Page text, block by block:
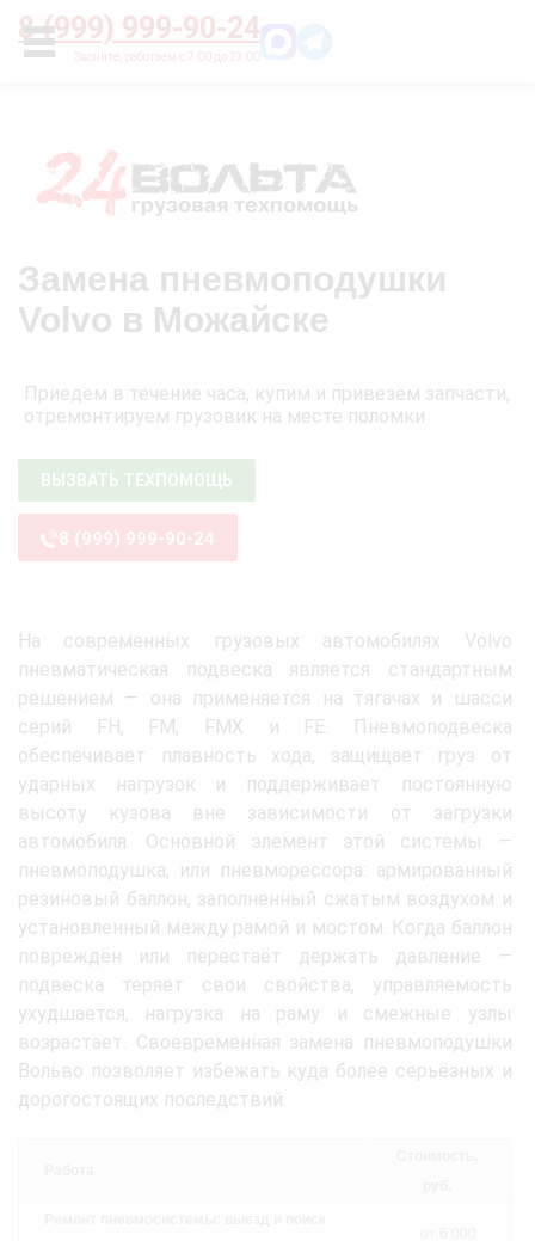
8 (999) 999-90-24
УСЛУГИ
Главная О нас Цены
Замена пневмоподушки
Volvo в Можайске
Приедем в течение часа, купим и привезём запчасти,
отремонтируем грузовик на месте поломки
ВЫЗВАТЬ ТЕХПОМОЩЬ
8 (999) 999-90-24
На современных грузовых автомобилях Volvo
пневматическая подвеска является стандартным
решением — она применяется на тягачах и шасси
серий FH, FM, FMX и FE. Пневмоподвеска
обеспечивает плавность хода, защищает груз от
ударных нагрузок и поддерживает постоянную
высоту кузова вне зависимости от загрузки
автомобиля. Основной элемент этой системы —
пневмоподушка, или пневморессора: армированный
резиновый баллон, заполненный сжатым воздухом и
установленный между рамой и мостом. Когда баллон
повреждён или перестаёт держать давление —
подвеска теряет свои свойства, управляемость
ухудшается, нагрузка на раму и смежные узлы
возрастает. Своевременная замена пневмоподушки
Вольво позволяет избежать куда более серьёзных и
дорогостоящих последствий.